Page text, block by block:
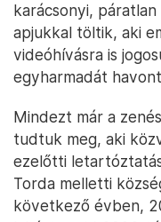
karácsonyi,
apjukkal töltik, aki
videóhívásra is
egyharmadát
Mindezt már a
tudtuk meg, aki
ezelőtti
Torda melletti
következő évben,